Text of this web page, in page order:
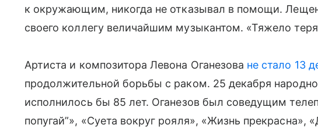
к окружающим, никогда не отказывал в помощи.
своего коллегу величайшим музыкантом. «Тяжело
Артиста и композитора Левона Оганезова не стало 13
продолжительной борьбы с раком. 25 декабря
исполнилось бы 85 лет. Оганезов был соведущим
попугай”», «Суета вокруг рояля», «Жизнь прекрасна»,